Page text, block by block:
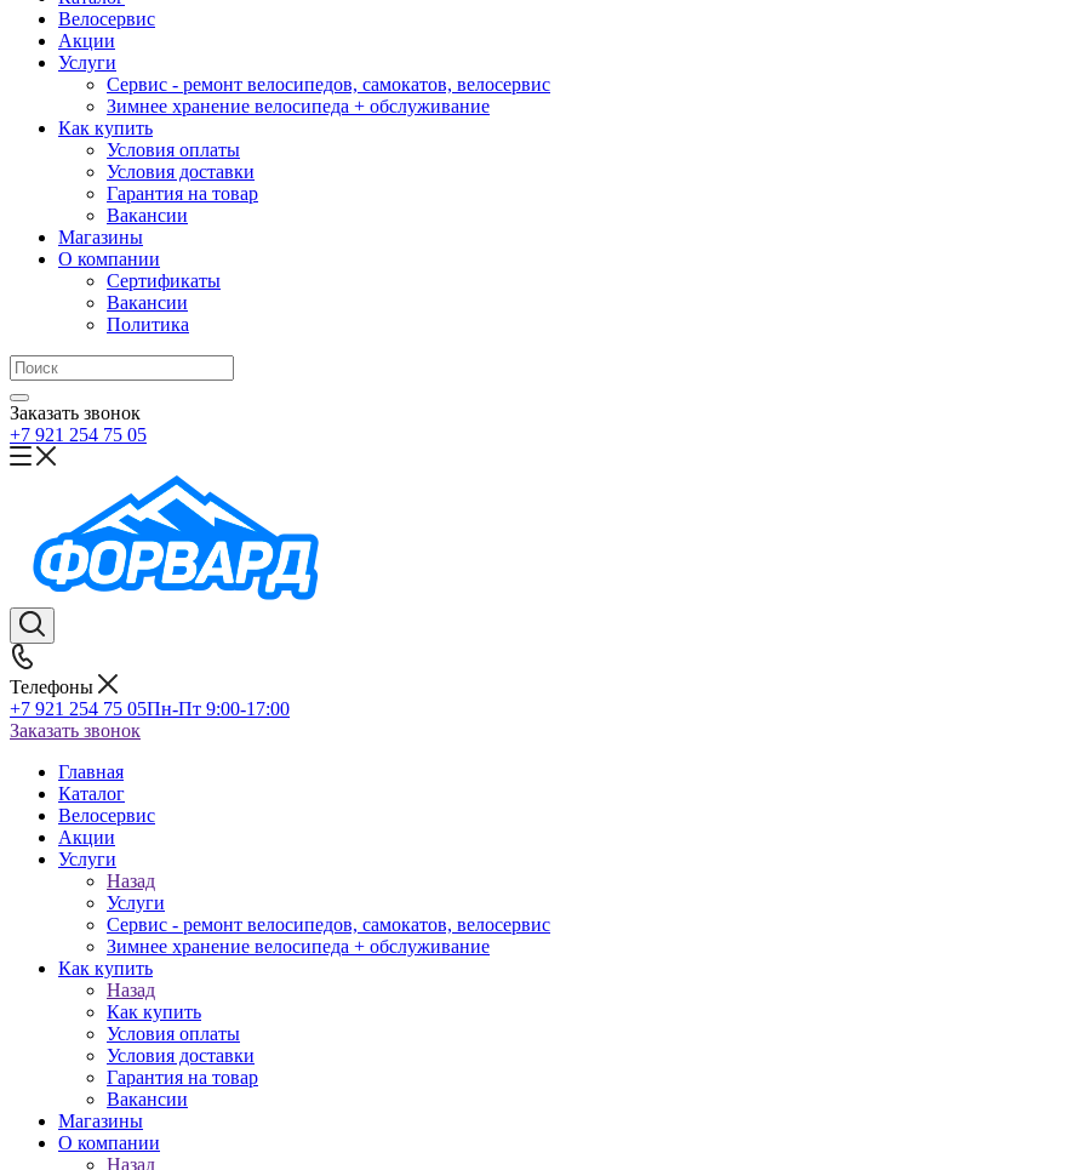
Велосервис
Акции
Услуги
Сервис - ремонт велосипедов, самокатов, велосервис
Зимнее хранение велосипеда + обслуживание
Как купить
Условия оплаты
Условия доставки
Гарантия на товар
Вакансии
Магазины
О компании
Сертификаты
Вакансии
Политика
Заказать звонок
+7 921 254 75 05
Телефоны
+7 921 254 75 05Пн-Пт 9:00-17:00
Заказать звонок
Главная
Каталог
Велосервис
Акции
Услуги
Назад
Услуги
Сервис - ремонт велосипедов, самокатов, велосервис
Зимнее хранение велосипеда + обслуживание
Как купить
Назад
Как купить
Условия оплаты
Условия доставки
Гарантия на товар
Вакансии
Магазины
О компании
Назад